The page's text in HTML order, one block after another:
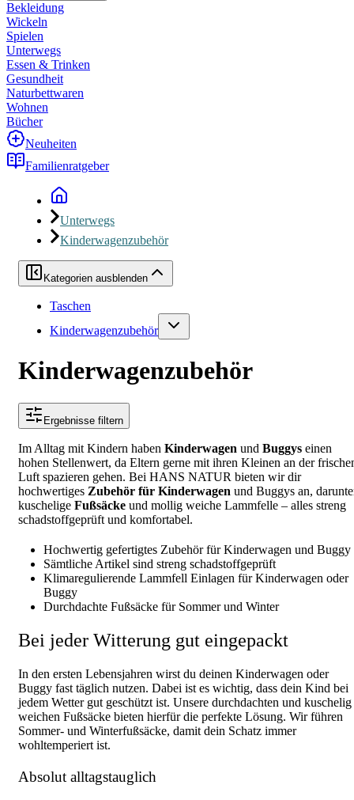
Bekleidung
Wickeln
Spielen
Unterwegs
Essen & Trinken
Gesundheit
Naturbettwaren
Wohnen
Bücher
Neuheiten
Familienratgeber
Unterwegs
Kinderwagenzubehör
Kategorien ausblenden
Taschen
Kinderwagenzubehör
Kinderwagenzubehör
Ergebnisse filtern
Im Alltag mit Kindern haben Kinderwagen und Buggys einen
hohen Stellenwert, da Eltern gerne mit ihren Kleinen an der
Luft spazieren gehen. Bei HANS NATUR bieten wir dir
hochwertiges Zubehör für Kinderwagen und Buggys an,
kuschelige Fußsäcke und mollig weiche Lammfelle – alles streng
schadstoffgeprüft und komfortabel.
Hochwertig gefertigtes Zubehör für Kinderwagen und Buggy
Sämtliche Artikel sind streng schadstoffgeprüft
Klimaregulierende Lammfell Einlagen für Kinderwagen oder
Buggy
Durchdachte Fußsäcke für Sommer und Winter
Bei jeder Witterung gut eingepackt
In den ersten Lebensjahren wirst du deinen Kinderwagen oder
Buggy fast täglich nutzen. Dabei ist es wichtig, dass dein Kind bei
jedem Wetter gut geschützt ist. Unsere durchdachten und kuschelig
weichen Fußsäcke bieten hierfür die perfekte Lösung. Wir führen
Sommer- und Winterfußsäcke, damit dein Schatz immer
wohltemperiert ist.
Absolut alltagstauglich